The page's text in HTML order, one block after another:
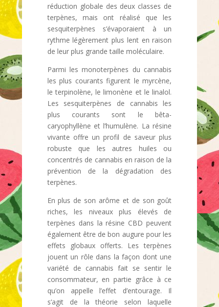
réduction globale des deux classes de
terpènes, mais ont réalisé que les
sesquiterpènes s’évaporaient à un
rythme légèrement plus lent en raison
de leur plus grande taille moléculaire.
Parmi les monoterpènes du cannabis
les plus courants figurent le myrcène,
le terpinolène, le limonène et le linalol.
Les sesquiterpènes de cannabis les
plus courants sont le bêta-
caryophyllène et l’humulène. La résine
vivante offre un profil de saveur plus
robuste que les autres huiles ou
concentrés de cannabis en raison de la
prévention de la dégradation des
terpènes.
En plus de son arôme et de son goût
riches, les niveaux plus élevés de
terpènes dans la résine CBD peuvent
également être de bon augure pour les
effets globaux offerts. Les terpènes
jouent un rôle dans la façon dont une
variété de cannabis fait se sentir le
consommateur, en partie grâce à ce
qu’on appelle l’effet d’entourage. Il
s’agit de la théorie selon laquelle